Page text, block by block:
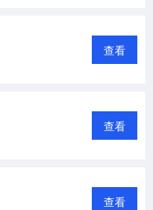
查看
查看
查看